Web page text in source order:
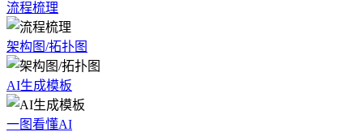
流程梳理
架构图/拓扑图
AI生成模板
一图看懂AI